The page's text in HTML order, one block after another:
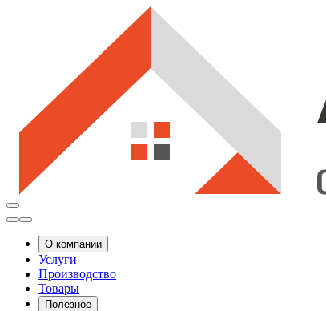
О компании
Услуги
Производство
Товары
Полезное